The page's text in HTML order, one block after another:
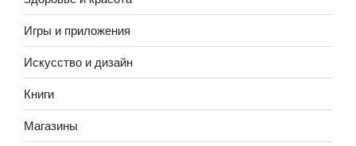
Игры и приложения
Искусство и дизайн
Книги
Магазины